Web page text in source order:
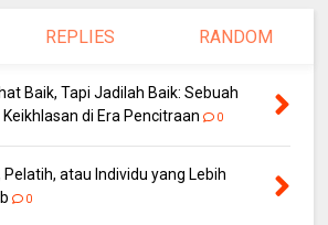
REPLIES RANDOM
Baik, Tapi Jadilah Baik: Sebuah
di Era Pencitraan
0
atau Individu yang Lebih
0